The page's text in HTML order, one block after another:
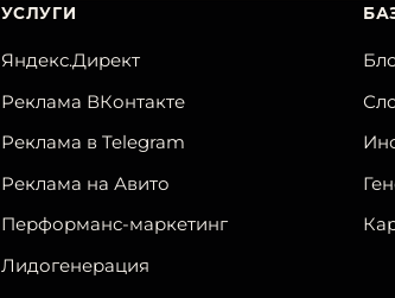
УСЛУГИ
Яндекс.Директ
Реклама ВКонтакте
Реклама в Telegram
Реклама на Авито
Перформанс-маркетинг
Лидогенерация